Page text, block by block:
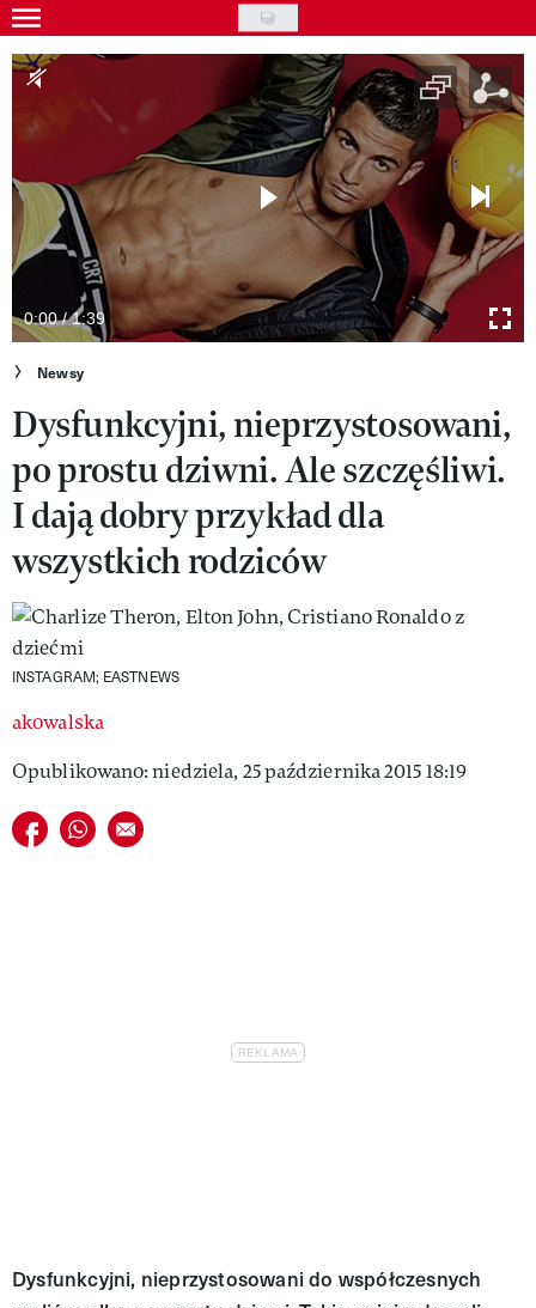
Skip
to
main
content
Gwiazdy
Uroda
Styl życia
Kultura
Wideo
Nasze akcje
VIVA!ART
VIVA!MODA
VIVA!LIFESTYLE
VIVA!MAN
VIVA!ITAKA
MAGAZYN VIVA!
0:00 / 1:39
Newsy
Dysfunkcyjni, nieprzystosowani,
po prostu dziwni. Ale szczęśliwi.
I dają dobry przykład dla
wszystkich rodziców
INSTAGRAM; EASTNEWS
akowalska
Opublikowano: niedziela, 25 października 2015 18:19
Udostępnij na facebook
Udostępnij na whatsapp
E-mail do przyjaciela
Dysfunkcyjni, nieprzystosowani do współczesnych